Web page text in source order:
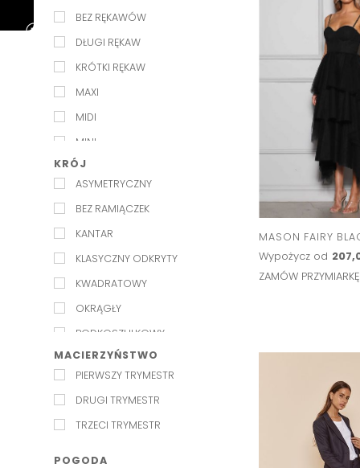
BEZ RĘKAWÓW
DŁUGI RĘKAW
KRÓTKI RĘKAW
MAXI
MIDI
MINI
NA RAMIĄCZKACH
PÓŁRĘKAWEK
RĘKAW 3/4
KRÓJ
ASYMETRYCZNY
BEZ RAMIĄCZEK
KANTAR
KLASYCZNY ODKRYTY
KWADRATOWY
OKRĄGŁY
PODKOSZULKOWY
SERDUSZKO
W SZPIC
W ŁÓDKĘ
WODA
Z KOŁNIERZYKIEM
MACIERZYŃSTWO
PIERWSZY TRYMESTR
DRUGI TRYMESTR
TRZECI TRYMESTR
POGODA
MASON FAIRY
Wypożycz od
ZAMÓW PRZYMIARKĘ